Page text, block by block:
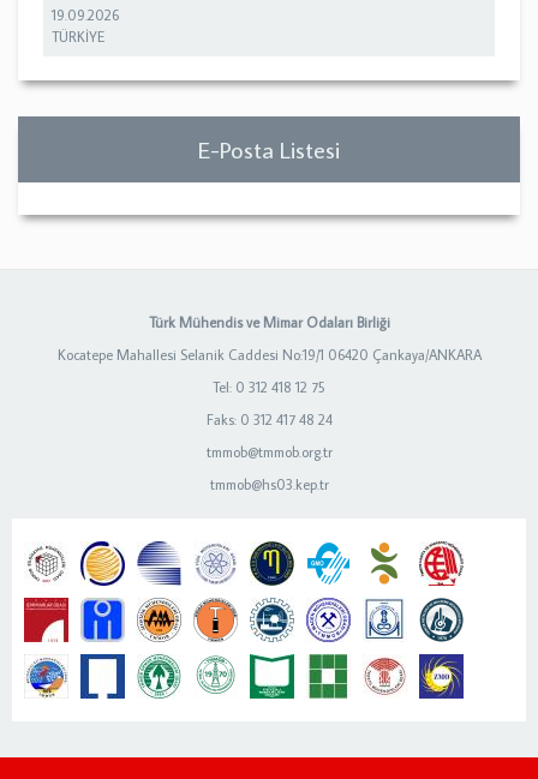
19.09.2026
TÜRKİYE
E-Posta Listesi
Türk Mühendis ve Mimar Odaları Birliği
Kocatepe Mahallesi Selanik Caddesi No:19/1 06420 Çankaya/ANKARA
Tel: 0 312 418 12 75
Faks: 0 312 417 48 24
tmmob@tmmob.org.tr
tmmob@hs03.kep.tr